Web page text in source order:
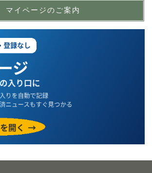
マイページのご案内